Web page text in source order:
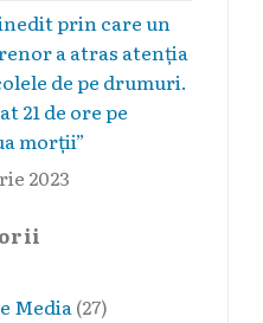
prin care un
a atras atenția
de pe drumuri.
21 de ore pe
morții”
2023
Media(27)